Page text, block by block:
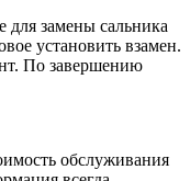
для замены сальника
установить взамен.
По завершению
обслуживания